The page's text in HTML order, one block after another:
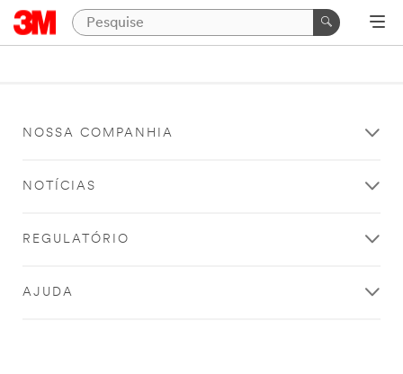
NOSSA COMPANHIA
NOTÍCIAS
REGULATÓRIO
AJUDA